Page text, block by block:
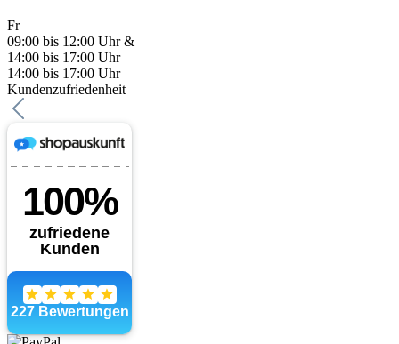
Fr
09:00 bis 12:00 Uhr &
14:00 bis 17:00 Uhr
14:00 bis 17:00 Uhr
Kundenzufriedenheit